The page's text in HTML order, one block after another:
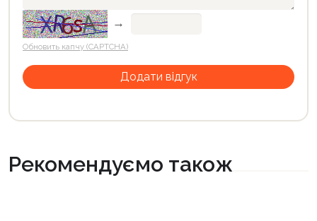
→
Обновить капчу (CAPTCHA)
Рекомендуємо також